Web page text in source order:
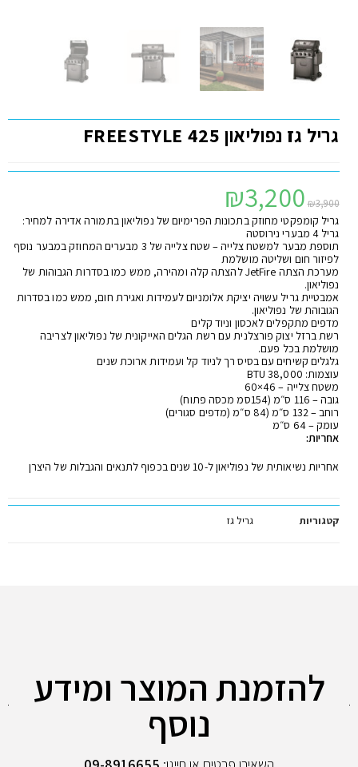
גריל גז נפוליאון FREESTYLE 425
₪3,900
₪3,200
גריל קומפקטי מחוזק בתכונות הפרימיום של נפוליאון בתמורה אדירה למחיר:
גריל 4 מבערי נירוסטה
תוספת מבער למשטח צלייה – שטח צלייה של 3 מבערים המחוזק במבער נוסף
לפיזור חום ושליטה מושלמת
מערכת הצתה JetFire להצתה קלה ומהירה, ממש כמו בסדרות הגבוהות של
נפוליאון.
אמבטיית גריל עשויה יציקת אלומניום לעמידות ואגירת חום, ממש כמו בסדרות
הגובוהת של נפוליאון.
מדפים מתקפלים לאכסון וניוד קלים
רשת ברזל יצוק פורצלנית עם רשת הגלים האייקונית של נפוליאון לצריבה
מושלמת בכל פעם.
גלגלים קשיחים עם בסיס רך לניוד קל ועמידות ארוכת שנים
עוצמות: 38,000 BTU
משטח צלייה – 46×60
גובה – 116 ס״מ (154סמ מכסה פתוח)
רוחב – 132 ס״מ (84 ס״מ (מדפים סגורים)
עומק – 64 ס״מ
אחריות:
אחריות נשיאותית של נפוליאון ל-10 שנים בכפוף לתנאים והגבלות של היצרן
קטגוריות גריל גז
להזמנת המוצר ומידע
נוסף